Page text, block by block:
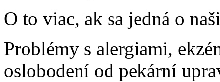
O to viac, ak sa jedná o
Problémy s alergiami,
oslobodení od pekární